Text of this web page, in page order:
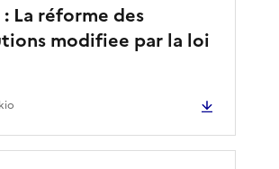
: La réforme des
modifiee par la loi